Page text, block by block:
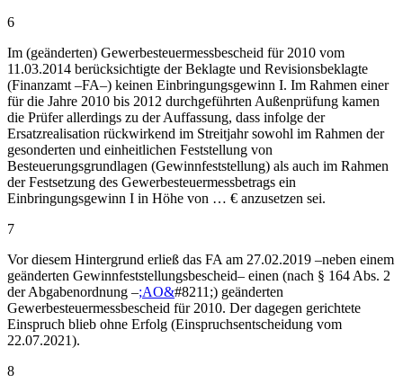
6
Im (geänderten) Gewerbesteuermessbescheid für 2010 vom
11.03.2014 berücksichtigte der Beklagte und Revisionsbeklagte
(Finanzamt –FA–) keinen Einbringungsgewinn I. Im Rahmen einer
für die Jahre 2010 bis 2012 durchgeführten Außenprüfung kamen
die Prüfer allerdings zu der Auffassung, dass infolge der
Ersatzrealisation rückwirkend im Streitjahr sowohl im Rahmen der
gesonderten und einheitlichen Feststellung von
Besteuerungsgrundlagen (Gewinnfeststellung) als auch im Rahmen
der Festsetzung des Gewerbesteuermessbetrags ein
Einbringungsgewinn I in Höhe von … € anzusetzen sei.
7
Vor diesem Hintergrund erließ das FA am 27.02.2019 –neben einem
geänderten Gewinnfeststellungsbescheid– einen (nach § 164 Abs. 2
der Abgabenordnung –;AO&#8211;) geänderten
Gewerbesteuermessbescheid für 2010. Der dagegen gerichtete
Einspruch blieb ohne Erfolg (Einspruchsentscheidung vom
22.07.2021).
8